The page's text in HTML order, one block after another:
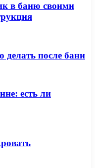
в баню своими
делать после бани
есть ли